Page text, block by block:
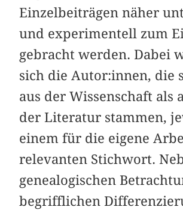
Einzelbeiträgen näher
und experimentell zum
gebracht werden. Dabei
sich die Autor:innen, die
aus der Wissenschaft als
der Literatur stammen,
einem für die eigene
relevanten Stichwort.
genealogischen
begrifflichen